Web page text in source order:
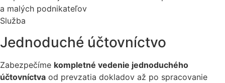
Služba
Jednoduché účtovníctvo
Zabezpečíme kompletné vedenie jednoduchého
účtovníctva od prevzatia dokladov až po spracovanie